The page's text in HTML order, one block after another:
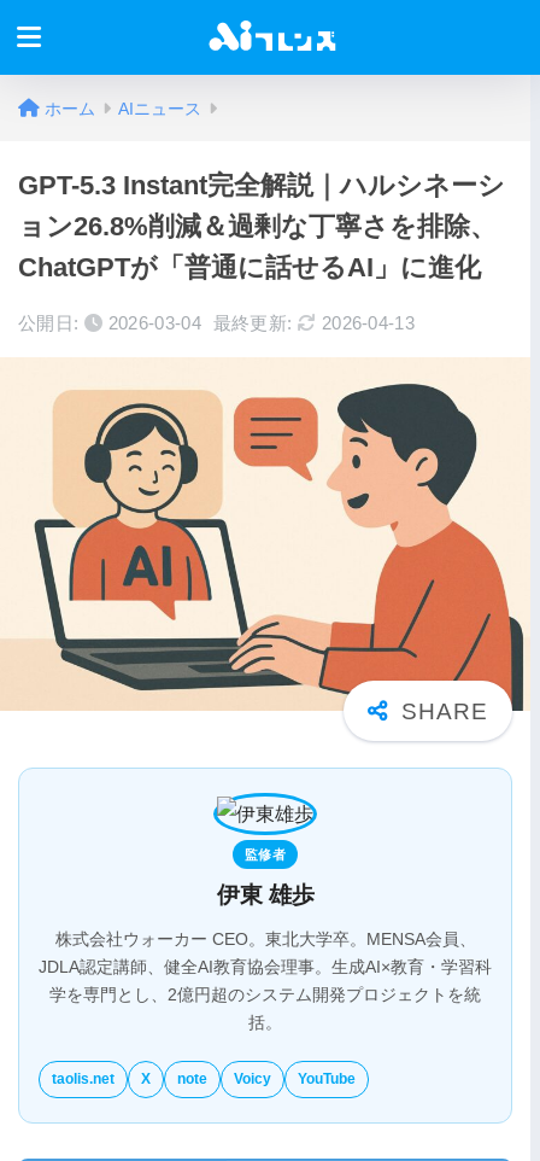
ホーム AIニュース
GPT-5.3 Instant完全解説｜ハルシネーシ
ョン26.8%削減＆過剰な丁寧さを排除、
ChatGPTが「普通に話せるAI」に進化
公開日: 2026-03-04 最終更新: 2026-04-13
監修者
伊東 雄歩
株式会社ウォーカー CEO。東北大学卒。MENSA会員、
JDLA認定講師、健全AI教育協会理事。生成AI×教育・学習科
学を専門とし、2億円超のシステム開発プロジェクトを統
括。
taolis.net X note Voicy YouTube